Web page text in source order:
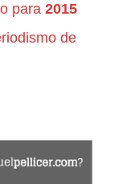
para 2015
de